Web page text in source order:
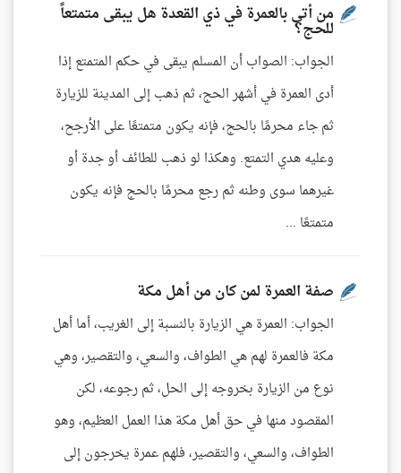
من أتى بالعمرة في ذي القعدة هل يبقى متمتعاً
للحج؟
الجواب: الصواب أن المسلم يبقى في حكم المتمتع إذا
أدى العمرة في أشهر الحج، ثم ذهب إلى المدينة للزيارة
ثم جاء محرمًا بالحج، فإنه يكون متمتعًا على الأرجح،
وعليه هدي التمتع. وهكذا لو ذهب للطائف أو جدة أو
غيرهما سوى وطنه ثم رجع محرمًا بالحج فإنه يكون
متمتعًا ...
صفة العمرة لمن كان من أهل مكة
الجواب: العمرة هي الزيارة بالنسبة إلى الغريب، أما أهل
مكة فالعمرة لهم هي الطواف، والسعي، والتقصير، وهي
نوع من الزيارة بخروجه إلى الحل، ثم رجوعه، لكن
المقصود منها في حق أهل مكة هذا العمل العظيم، وهو
الطواف، والسعي، والتقصير، فلهم عمرة يخرجون إلى